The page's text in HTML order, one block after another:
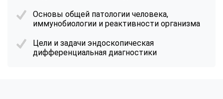
Основы общей патологии человека,
иммунобиологии и реактивности организма
Цели и задачи эндоскопическая
дифференциальная диагностики